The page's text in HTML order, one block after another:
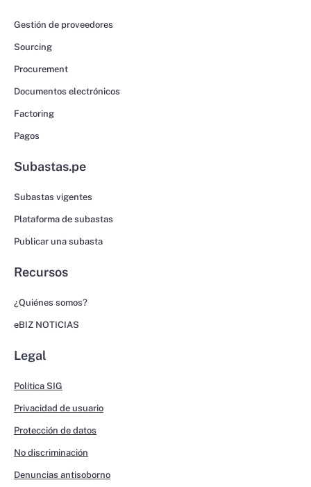
Gestión de proveedores
Sourcing
Procurement
Documentos electrónicos
Factoring
Pagos
Subastas.pe
Subastas vigentes
Plataforma de subastas
Publicar una subasta
Recursos
¿Quiénes somos?
eBIZ NOTICIAS
Legal
Política SIG
Privacidad de usuario
Protección de datos
No discriminación
Denuncias antisoborno